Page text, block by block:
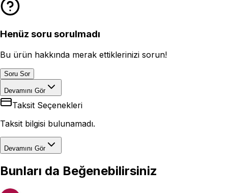
Henüz soru sorulmadı
Bu ürün hakkında merak ettiklerinizi sorun!
Soru Sor
Devamını Gör
Taksit Seçenekleri
Taksit bilgisi bulunamadı.
Devamını Gör
Bunları da Beğenebilirsiniz